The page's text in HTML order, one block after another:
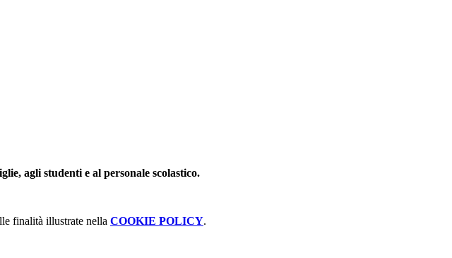
agli studenti e al personale scolastico.
finalità illustrate nella COOKIE POLICY.